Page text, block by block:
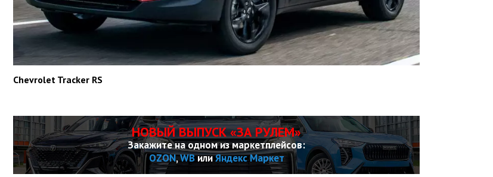
Chevrolet Tracker RS
НОВЫЙ ВЫПУСК «ЗА РУЛЕМ»
Закажите на одном из маркетплейсов:
OZON,WBилиЯндекс Маркет